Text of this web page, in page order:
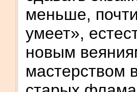
меньше,
умеет»,
новым
мастерством